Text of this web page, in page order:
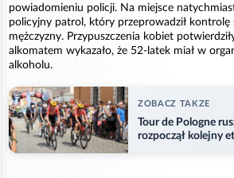
powiadomieniu policji. Na miejsce
policyjny patrol, który przeprowadził kontrolę
mężczyzny. Przypuszczenia kobiet
alkomatem wykazało, że 52-latek miał w
alkoholu.
ZOBACZ TAKZE
Tour de Pologne
rozpoczął kolejny